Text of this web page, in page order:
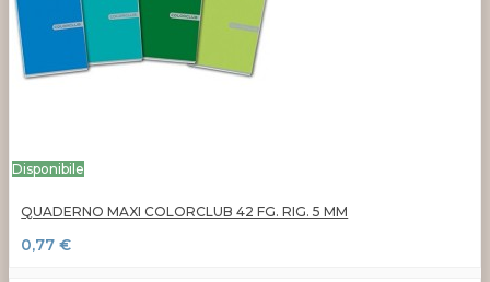
Disponibile
QUADERNO MAXI COLORCLUB 42 FG. RIG. 5 MM
0,77 €